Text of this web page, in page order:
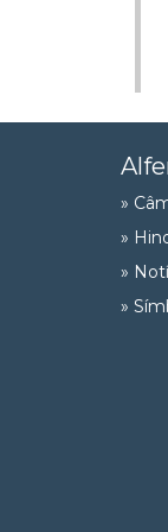
»
»
»
»